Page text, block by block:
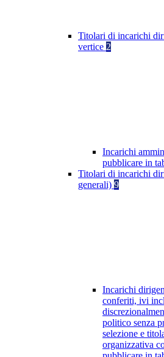
Titolari di incarichi
vertice 2
Incarichi
pubblicare in
Titolari di incarichi
generali) 9
Incarichi
conferiti, ivi
politico senza
selezione e
organizzativa